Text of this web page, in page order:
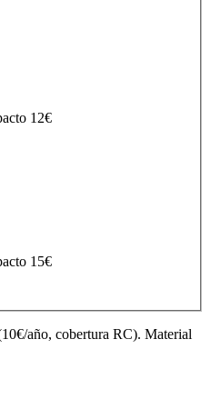
12€
15€
año, cobertura RC). Material